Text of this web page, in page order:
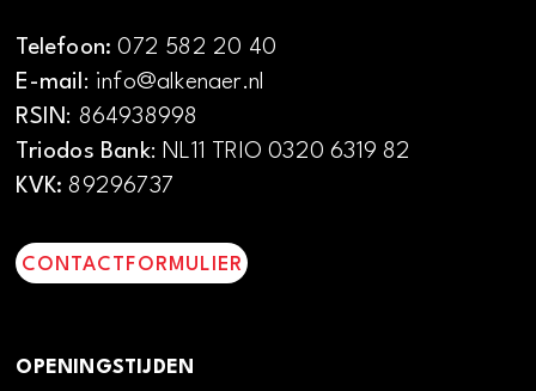
Telefoon:072 582 20 40
E-mail: info@alkenaer.nl
RSIN: 864938998
Triodos Bank: NL11 TRIO 0320 6319 82
KVK: 89296737
CONTACTFORMULIER
OPENINGSTIJDEN